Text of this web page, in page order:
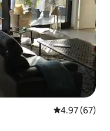
レビュー67
4.97 (67)